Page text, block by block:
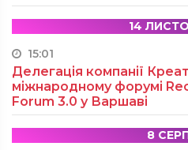
14
15:01
Делегація компанії
міжнародному форумі
Forum 3.0 у Варшаві
8